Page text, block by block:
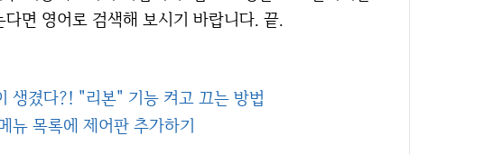
면 영어로 검색해 보시기 바랍니다. 끝.
생겼다?! "리본" 기능 켜고 끄는 방법
뉴 목록에 제어판 추가하기